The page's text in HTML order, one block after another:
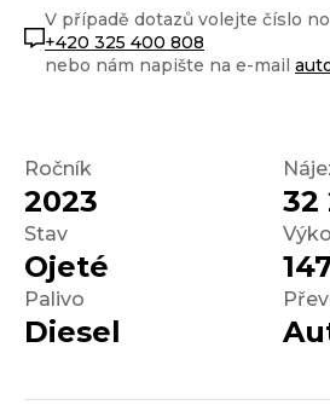
Ročník
2023 32
Stav
Ojeté
Palivo
Diesel
V případě dotazů volejte číslo
+420 325 400 808
nebo nám napište na e-mail